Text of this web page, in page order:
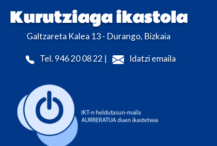
Kurutziaga ikastola
Galtzareta Kalea 13 - Durango, Bizkaia
Tel. 946 20 08 22 | Idatzi emaila